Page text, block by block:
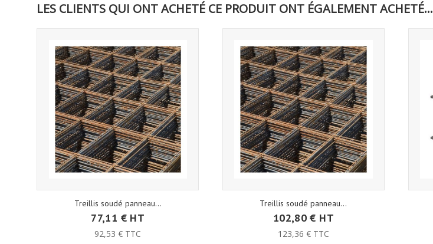
LES CLIENTS QUI ONT ACHETÉ CE PRODUIT ONT ÉGALEMENT ACHETÉ...
Treillis soudé panneau...
77,11 € HT
92,53 € TTC
Treillis soudé panneau...
102,80 € HT
123,36 € TTC